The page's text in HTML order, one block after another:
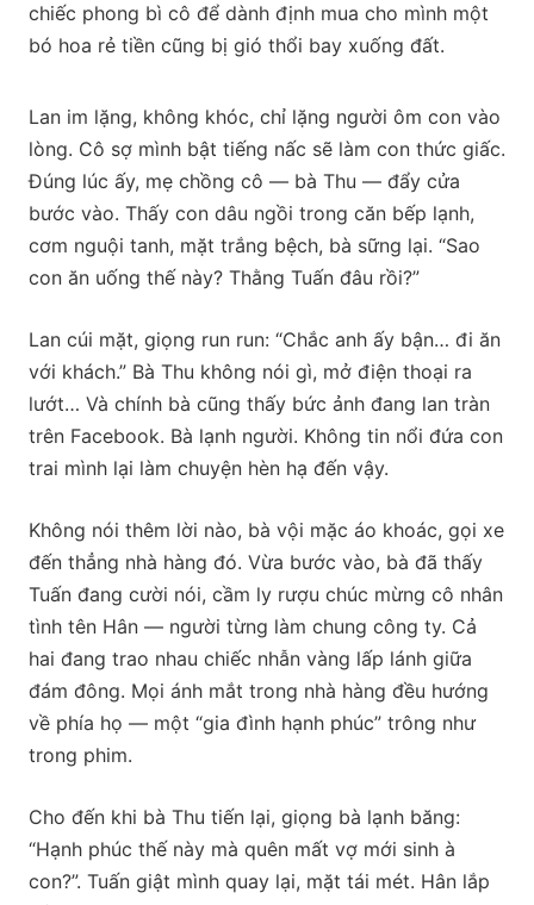
chiếc phong bì cô để dành định mua cho mình một
bó hoa rẻ tiền cũng bị gió thổi bay xuống đất.
Lan im lặng, không khóc, chỉ lặng người ôm con vào
lòng. Cô sợ mình bật tiếng nấc sẽ làm con thức giấc.
Đúng lúc ấy, mẹ chồng cô — bà Thu — đẩy cửa
bước vào. Thấy con dâu ngồi trong căn bếp lạnh,
cơm nguội tanh, mặt trắng bệch, bà sững lại. “Sao
con ăn uống thế này? Thằng Tuấn đâu rồi?”
Lan cúi mặt, giọng run run: “Chắc anh ấy bận… đi ăn
với khách.” Bà Thu không nói gì, mở điện thoại ra
lướt… Và chính bà cũng thấy bức ảnh đang lan tràn
trên Facebook. Bà lạnh người. Không tin nổi đứa con
trai mình lại làm chuyện hèn hạ đến vậy.
Không nói thêm lời nào, bà vội mặc áo khoác, gọi xe
đến thẳng nhà hàng đó. Vừa bước vào, bà đã thấy
Tuấn đang cười nói, cầm ly rượu chúc mừng cô nhân
tình tên Hân — người từng làm chung công ty. Cả
hai đang trao nhau chiếc nhẫn vàng lấp lánh giữa
đám đông. Mọi ánh mắt trong nhà hàng đều hướng
về phía họ — một “gia đình hạnh phúc” trông như
trong phim.
Cho đến khi bà Thu tiến lại, giọng bà lạnh băng:
“Hạnh phúc thế này mà quên mất vợ mới sinh à
con?”. Tuấn giật mình quay lại, mặt tái mét. Hân lắp